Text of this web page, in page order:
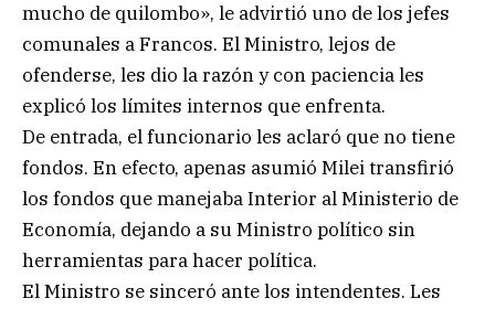
mucho de quilombo», le advirtió uno de los jefes
comunales a Francos. El Ministro, lejos de
ofenderse, les dio la razón y con paciencia les
explicó los límites internos que enfrenta.
De entrada, el funcionario les aclaró que no tiene
fondos. En efecto, apenas asumió Milei transfirió
los fondos que manejaba Interior al Ministerio de
Economía, dejando a su Ministro político sin
herramientas para hacer política.
El Ministro se sinceró ante los intendentes. Les